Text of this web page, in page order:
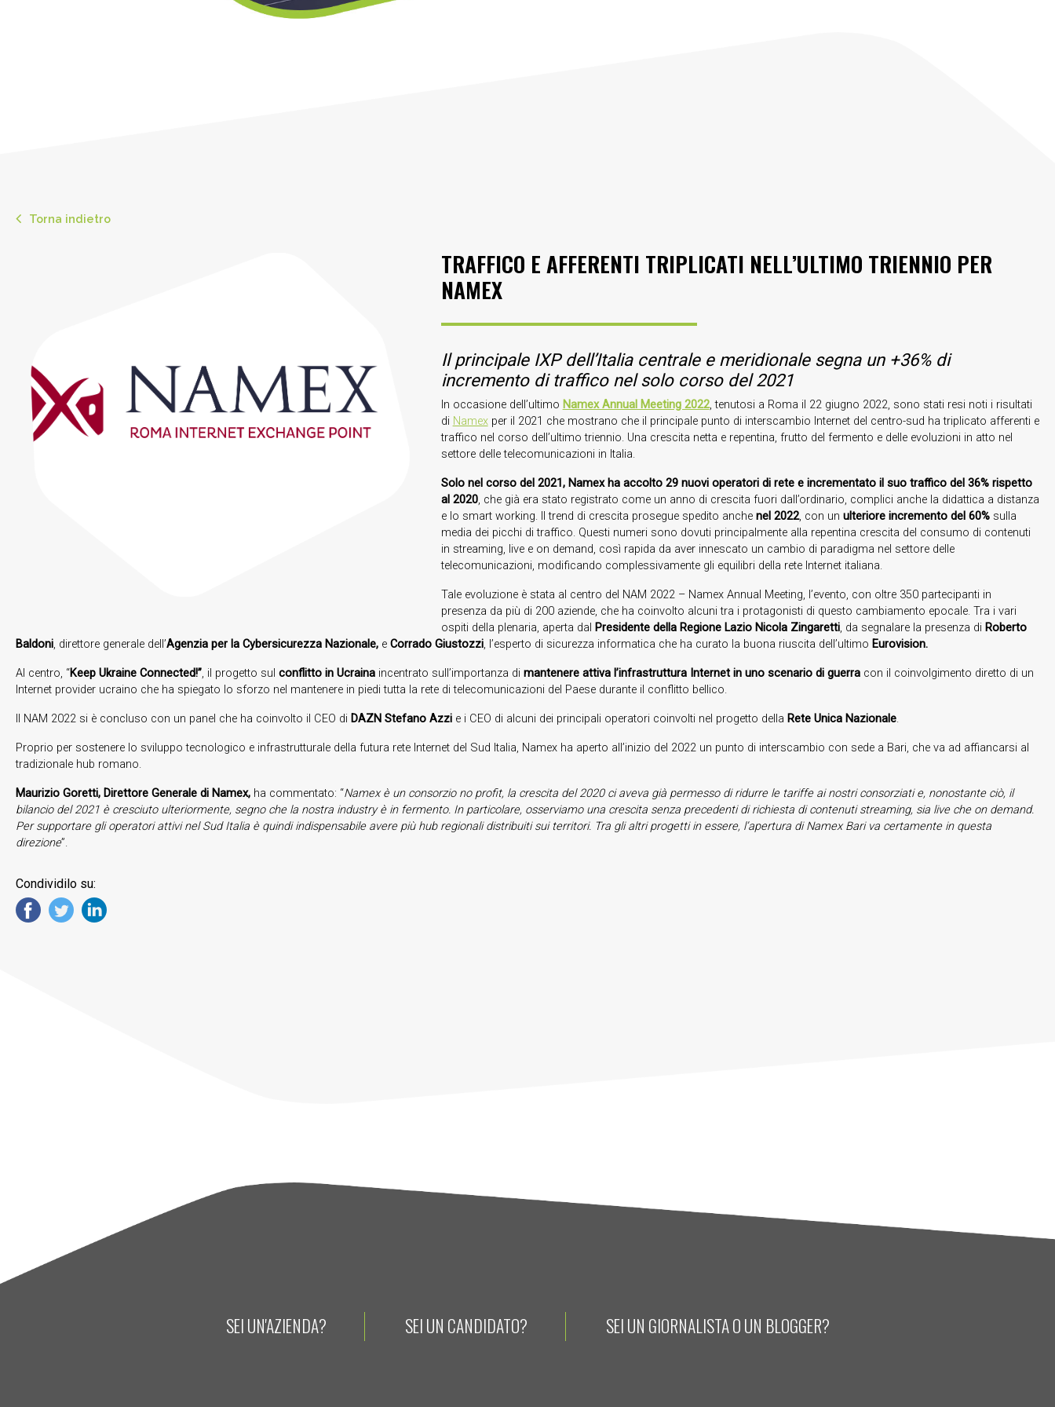
Torna indietro
TRAFFICO E AFFERENTI TRIPLICATI NELL’ULTIMO TRIENNIO PER
NAMEX
Il principale IXP dell’Italia centrale e meridionale segna un +36% di
incremento di traffico nel solo corso del 2021
In occasione dell’ultimo Namex Annual Meeting 2022, tenutosi a Roma il 22 giugno 2022, sono stati resi noti i risultati
di Namexper il 2021 che mostrano che il principale punto di interscambio Internet del centro-sud ha triplicato afferenti e
traffico nel corso dell’ultimo triennio. Una crescita netta e repentina, frutto del fermento e delle evoluzioni in atto nel
settore delle telecomunicazioni in Italia.
Solo nel corso del 2021, Namex ha accolto 29 nuovi operatori di rete e incrementato il suo traffico del 36% rispetto
al 2020, che già era stato registrato come un anno di crescita fuori dall’ordinario, complici anche la didattica a distanza
e lo smart working. Il trend di crescita prosegue spedito anche nel 2022, con un ulteriore incremento del 60%sulla
media dei picchi di traffico. Questi numeri sono dovuti principalmente alla repentina crescita del consumo di contenuti
in streaming, live e on demand, così rapida da aver innescato un cambio di paradigma nel settore delle
telecomunicazioni, modificando complessivamente gli equilibri della rete Internet italiana.
Tale evoluzione è stata al centro del NAM 2022 – Namex Annual Meeting, l’evento, con oltre 350 partecipanti in
presenza da più di 200 aziende, che ha coinvolto alcuni tra i protagonisti di questo cambiamento epocale. Tra i vari
ospiti della plenaria, aperta dal Presidente della Regione Lazio Nicola Zingaretti, da segnalare la presenza di Roberto
Baldoni, direttore generale dell’Agenzia per la Cybersicurezza Nazionale, e Corrado Giustozzi, l’esperto di sicurezza informatica che ha curato la buona riuscita dell’ultimo Eurovision.
Al centro, “Keep Ukraine Connected!”, il progetto sul conflitto in Ucraina incentrato sull’importanza di mantenere attiva l’infrastruttura Internet in uno scenario di guerra con il coinvolgimento diretto di un
Internet provider ucraino che ha spiegato lo sforzo nel mantenere in piedi tutta la rete di telecomunicazioni del Paese durante il conflitto bellico.
Il NAM 2022 si è concluso con un panel che ha coinvolto il CEO di DAZN Stefano Azzi e i CEO di alcuni dei principali operatori coinvolti nel progetto della Rete Unica Nazionale.
Proprio per sostenere lo sviluppo tecnologico e infrastrutturale della futura rete Internet del Sud Italia, Namex ha aperto all’inizio del 2022 un punto di interscambio con sede a Bari, che va ad affiancarsi al
tradizionale hub romano.
Maurizio Goretti, Direttore Generale di Namex, ha commentato: “Namex è un consorzio no profit, la crescita del 2020 ci aveva già permesso di ridurre le tariffe ai nostri consorziati e, nonostante ciò, il
bilancio del 2021 è cresciuto ulteriormente, segno che la nostra industry è in fermento. In particolare, osserviamo una crescita senza precedenti di richiesta di contenuti streaming, sia live che on demand.
Per supportare gli operatori attivi nel Sud Italia è quindi indispensabile avere più hub regionali distribuiti sui territori. Tra gli altri progetti in essere, l’apertura di Namex Bari va certamente in questa
direzione”.
Condividilo su:
SEI UN'AZIENDA? SEI UN CANDIDATO? SEI UN GIORNALISTA O UN BLOGGER?